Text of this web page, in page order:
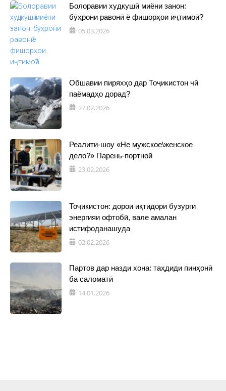
Болоравии худкушӣ миёни занон:
бӯҳрони равонӣ ё фишорҳои иҷтимоӣ?
05.03.2026
Обшавии пиряхҳо дар Тоҷикистон чӣ
паёмадҳо дорад?
27.02.2026
Реалити-шоу «Не мужское\женское
дело?» Парень-портной
23.02.2026
Тоҷикистон: дорои иқтидори бузурги
энергияи офтобӣ, вале амалан
истифоданашуда
02.02.2026
Партов дар назди хона: таҳдиди пинҳонӣ
ба саломатӣ
14.01.2026